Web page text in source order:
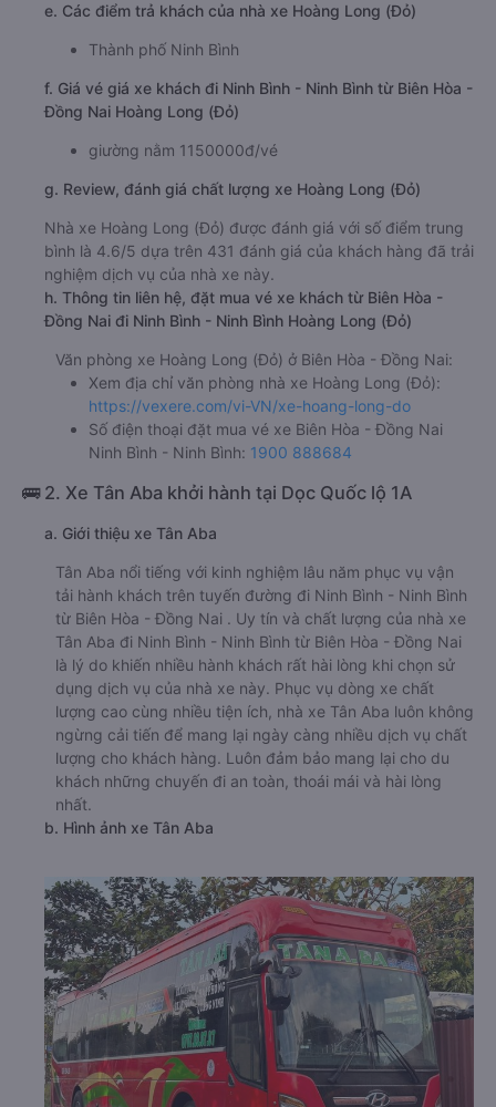
e. Các điểm trả khách của nhà xe Hoàng Long (Đỏ)
Thành phố Ninh Bình
f. Giá vé giá xe khách đi Ninh Bình - Ninh Bình từ Biên Hòa -
Đồng Nai Hoàng Long (Đỏ)
giường nằm 1150000đ/vé
g. Review, đánh giá chất lượng xe Hoàng Long (Đỏ)
Nhà xe Hoàng Long (Đỏ) được đánh giá với số điểm trung
bình là 4.6/5 dựa trên 431 đánh giá của khách hàng đã trải
nghiệm dịch vụ của nhà xe này.
h. Thông tin liên hệ, đặt mua vé xe khách từ Biên Hòa -
Đồng Nai đi Ninh Bình - Ninh Bình Hoàng Long (Đỏ)
Văn phòng xe Hoàng Long (Đỏ) ở Biên Hòa - Đồng Nai:
Xem địa chỉ văn phòng nhà xe Hoàng Long (Đỏ):
https://vexere.com/vi-VN/xe-hoang-long-do
Số điện thoại đặt mua vé xe Biên Hòa - Đồng Nai
Ninh Bình - Ninh Bình: 1900 888684
🚌 2. Xe Tân Aba khởi hành tại Dọc Quốc lộ 1A
a. Giới thiệu xe Tân Aba
Tân Aba nổi tiếng với kinh nghiệm lâu năm phục vụ vận
tải hành khách trên tuyến đường đi Ninh Bình - Ninh Bình
từ Biên Hòa - Đồng Nai . Uy tín và chất lượng của nhà xe
Tân Aba đi Ninh Bình - Ninh Bình từ Biên Hòa - Đồng Nai
là lý do khiến nhiều hành khách rất hài lòng khi chọn sử
dụng dịch vụ của nhà xe này. Phục vụ dòng xe chất
lượng cao cùng nhiều tiện ích, nhà xe Tân Aba luôn không
ngừng cải tiến để mang lại ngày càng nhiều dịch vụ chất
lượng cho khách hàng. Luôn đảm bảo mang lại cho du
khách những chuyến đi an toàn, thoái mái và hài lòng
nhất.
b. Hình ảnh xe Tân Aba